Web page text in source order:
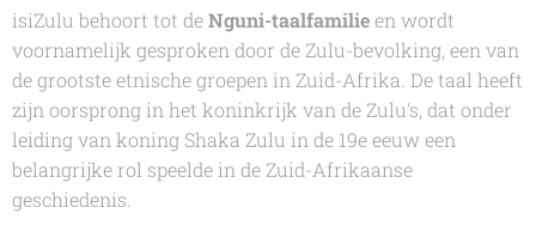
isiZulu behoort tot deNguni-taalfamilieen wordt
voornamelijk gesproken door de Zulu-bevolking, een van
de grootste etnische groepen in Zuid-Afrika. De taal heeft
zijn oorsprong in het koninkrijk van de Zulu's, dat onder
leiding van koning Shaka Zulu in de 19e eeuw een
belangrijke rol speelde in de Zuid-Afrikaanse
geschiedenis.